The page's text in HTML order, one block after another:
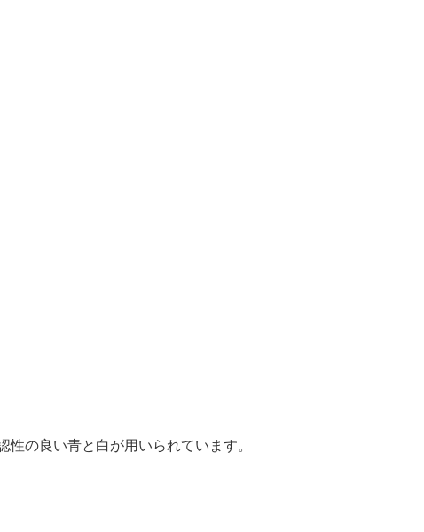
の良い青と白が用いられています。